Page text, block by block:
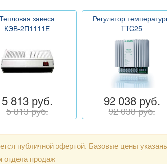
Тепловая завеса
КЭВ-2П1111Е
5 813 руб.
5 813 руб.
Регулятор
TTC25
92 038 руб.
92 038 руб.
публичной офертой. Базовые цены
отдела продаж.